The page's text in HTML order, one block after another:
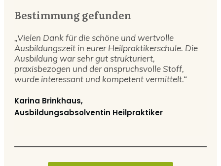
Bestimmung gefunden
„Vielen Dank für die schöne und wertvolle
Ausbildungszeit in eurer Heilpraktikerschule. Die
Ausbildung war sehr gut strukturiert,
praxisbezogen und der anspruchsvolle Stoff,
wurde interessant und kompetent vermittelt.“
Karina Brinkhaus,
Ausbildungsabsolventin Heilpraktiker